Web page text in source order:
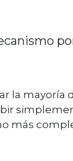
la mayoría
más